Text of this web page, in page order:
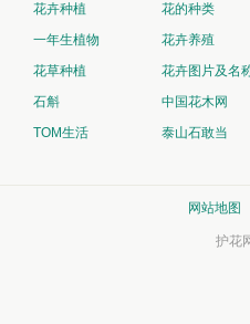
花卉种植
花的种类
一年生植物
花卉养殖
花草种植
花卉图片及名
石斛
中国花木网
TOM生活 泰山石敢当
网站地图
护花